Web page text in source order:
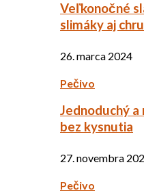
Veľkonočné
slimáky aj
26. marca 2024
Pečivo
Jednoduchý a
bez kysnutia
27. novembra
Pečivo